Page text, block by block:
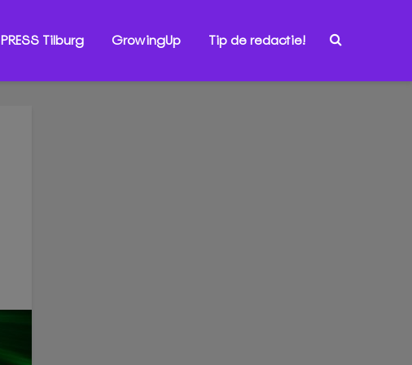
PRESS Tilburg GrowingUp Tip de redactie!